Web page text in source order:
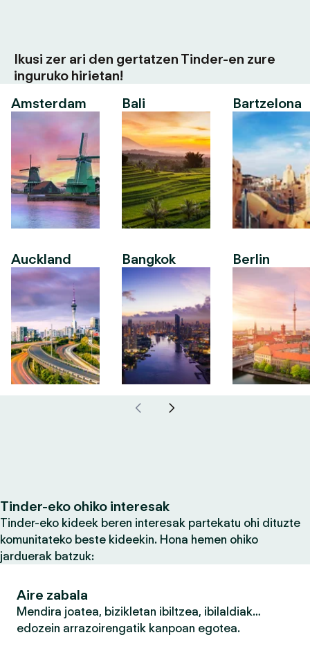
Ikusi zer ari den gertatzen Tinder-en zure
inguruko hirietan!
Amsterdam
Auckland
Bali
Bangkok
Bartzelona
Berlin
Tinder-eko ohiko interesak
Tinder-eko kideek beren interesak partekatu ohi dituzte
komunitateko beste kideekin. Hona hemen ohiko
jarduerak batzuk:
Aire zabala
Mendira joatea, bizikletan ibiltzea, ibilaldiak…
edozein arrazoirengatik kanpoan egotea.